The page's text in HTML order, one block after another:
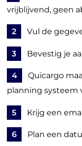
vrijblijvend, geen
2 Vul de
3 Bevestig je
4
Quicargo
planning systeem
5 Krijg een
6 Plan een